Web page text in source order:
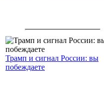
Трамп и сигнал России: вы
побеждаете